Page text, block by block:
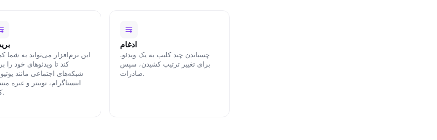
این نرم‌افزار می‌تواند به شما
کند تا ویدئوهای خود را
شبکه‌های اجتماعی مانند
اینستاگرام، توییتر و غیره
کنید.
ادغام
چسباندن چند کلیپ به یک ویدئو.
برای تغییر ترتیب کشیدن، سپس
صادرات.